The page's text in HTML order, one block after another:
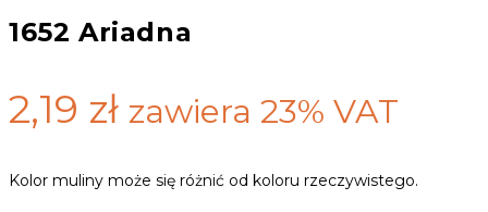
1652 Ariadna
2,19 zł zawiera 23% VAT
Kolor muliny może się różnić od koloru rzeczywistego.